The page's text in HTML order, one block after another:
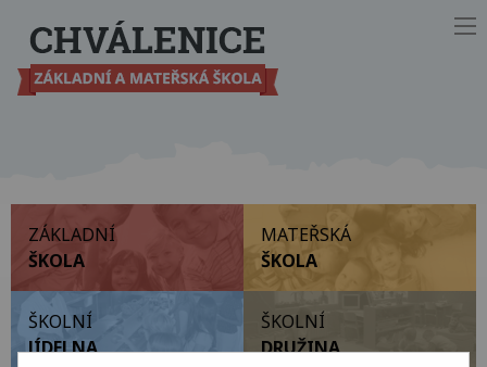
ZÁKLADNÍ
ŠKOLA
MATEŘSKÁ
ŠKOLA
ŠKOLNÍ
JÍDELNA
ŠKOLNÍ
DRUŽINA